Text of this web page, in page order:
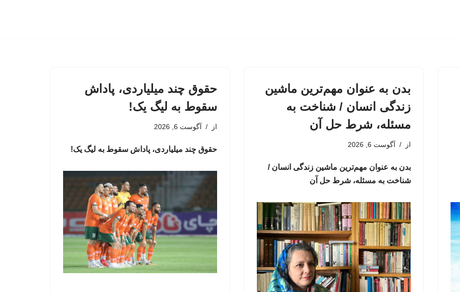
بدن به عنوان مهم‌ترین ماشین
زندگی انسان / شناخت به
مسئله، شرط حل آن
از آگوست 6, 2026
بدن به عنوان مهم‌ترین ماشین زندگی انسان /
شناخت به مسئله، شرط حل آن
حقوق چند میلیاردی، پاداش
سقوط به لیگ یک!
از آگوست 6, 2026
حقوق چند میلیاردی، پاداش سقوط به لیگ یک!